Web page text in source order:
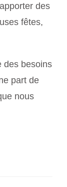
des
fêtes,
des besoins
part de
nous